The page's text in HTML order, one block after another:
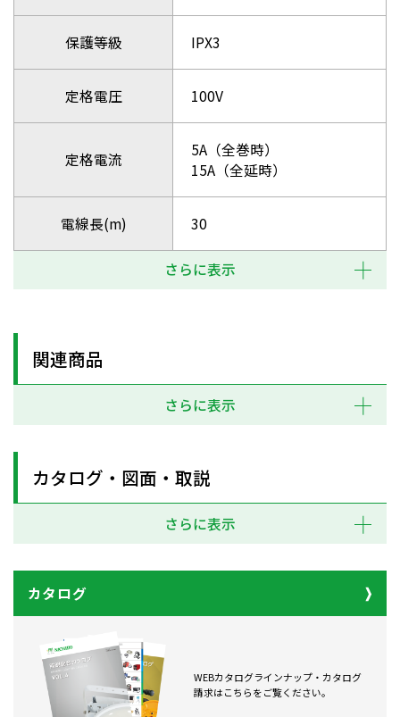
保護等級 IPX3
定格電圧 100V
定格電流
5A（全巻時）
15A（全延時）
電線長(m) 30
さらに表示
関連商品
さらに表示
カタログ・図面・取説
さらに表示
カタログ
WEBカタログラインナップ・カタログ
請求はこちらをご覧ください。